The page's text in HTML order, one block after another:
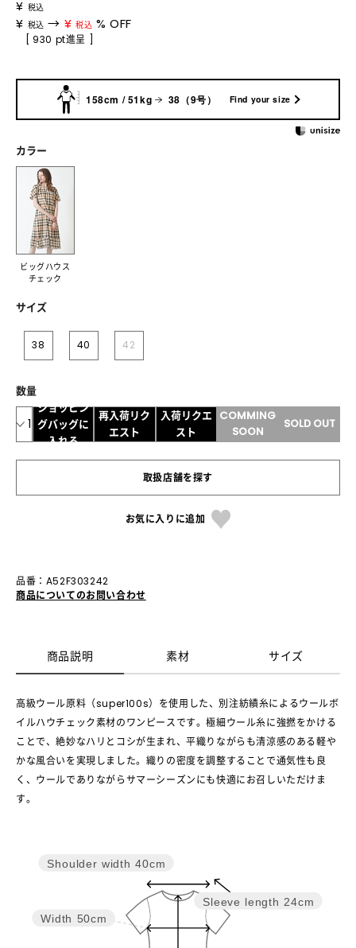
¥ 税込
¥ 税込 → ¥ 税込 % OFF
[ 930 pt進呈 ]
158cm / 51kg 38（9号） Find your size
カラー
ビッグハウス
チェック
サイズ
38 40 42
数量
1
ショッピン
グバッグに
入れる
再入荷リク
エスト
入荷リクエ
スト
COMMING
SOON
SOLD OUT
取扱店舗を探す
お気に入りに追加
品番：A52F303242
商品についてのお問い合わせ
商品説明 素材 サイズ
高級ウール原料（super100s）を使用した、別注紡績糸によるウールボ
イルハウチェック素材のワンピースです。極細ウール糸に強撚をかける
ことで、絶妙なハリとコシが生まれ、平織りながらも清涼感のある軽や
かな風合いを実現しました。織りの密度を調整することで通気性も良
く、ウールでありながらサマーシーズンにも快適にお召しいただけま
す。
Sleeve length 24cm
Width 50cm
Shoulder width 40cm